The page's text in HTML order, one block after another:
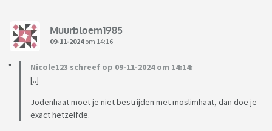
Muurbloem1985
09-11-2024om 14:16
Nicole123 schreef op 09-11-2024 om 14:14:
[..]
Jodenhaat moet je niet bestrijden met moslimhaat, dan doe je
exact hetzelfde.